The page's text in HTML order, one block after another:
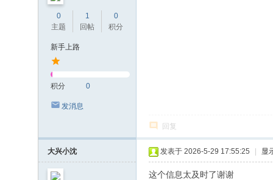
0
主题
1
回帖
0
积分
新手上路
积分 0
发消息
回复
大兴小沈 发表于 2026-5-29 17:55:25 显
这个信息太及时了谢谢